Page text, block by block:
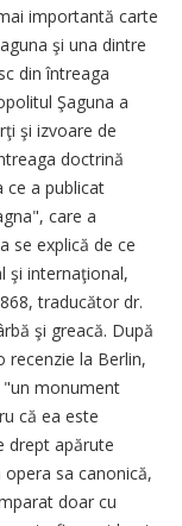
importantă carte
şi una dintre
din întreaga
Şaguna a
şi izvoare de
doctrină
ce a publicat
care a
se explică de ce
şi internaţional,
traducător dr.
şi greacă. După
la Berlin,
"un monument
că ea este
drept apărute
sa canonică,
doar cu